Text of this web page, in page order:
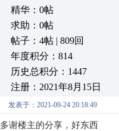
精华：0帖
求助：0帖
帖子：4帖 | 809回
年度积分：814
历史总积分：1447
注册：2021年8月15日
发表于：2021-09-24 20:18:49
多谢楼主的分享，好东西